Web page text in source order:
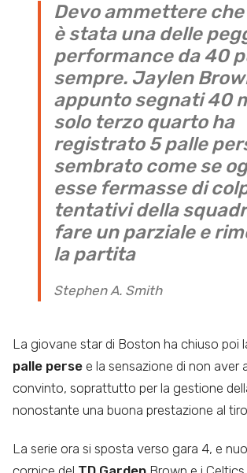
Devo ammettere
è stata una delle
performance da 40
sempre. Jaylen
appunto segnati 40
solo terzo quarto ha
registrato 5 palle
sembrato come se
esse fermasse di
tentativi della
fare un parziale e
la partita
Stephen A. Smith
La giovane star di Boston ha chiuso poi
palle perse e la sensazione di non aver
convinto, soprattutto per la gestione
nonostante una buona prestazione al
La serie ora si sposta verso gara 4, e